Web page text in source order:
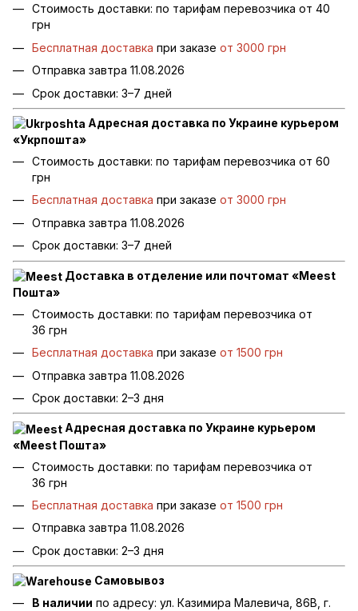
Стоимость доставки: по тарифам перевозчика от 40
грн
Бесплатная доставка при заказе от 3000 грн
Отправка завтра 11.08.2026
Срок доставки: 3–7 дней
Адресная доставка по Украине курьером
«Укрпошта»
Стоимость доставки: по тарифам перевозчика от 60
грн
Бесплатная доставка при заказе от 3000 грн
Отправка завтра 11.08.2026
Срок доставки: 3–7 дней
Доставка в отделение или почтомат «Meest
Пошта»
Стоимость доставки: по тарифам перевозчика от
36 грн
Бесплатная доставка при заказе от 1500 грн
Отправка завтра 11.08.2026
Срок доставки: 2–3 дня
Адресная доставка по Украине курьером
«Meest Пошта»
Стоимость доставки: по тарифам перевозчика от
36 грн
Бесплатная доставка при заказе от 1500 грн
Отправка завтра 11.08.2026
Срок доставки: 2–3 дня
Самовывоз
В наличии по адресу: ул. Казимира Малевича, 86В, г.